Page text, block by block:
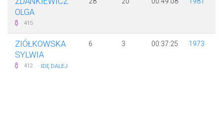
OLGA
415
ZIÓŁKOWSKA
SYLWIA
412 · IDĘ DALEJ
6 3 00:37:25 1973